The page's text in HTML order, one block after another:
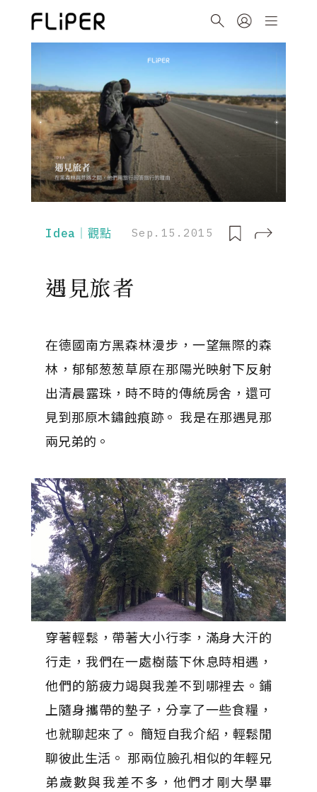
Idea｜觀點 Sep.15.2015
遇見旅者
在德國南方黑森林漫步，一望無際的森
林，郁郁葱葱草原在那陽光映射下反射
出清晨露珠，時不時的傳統房舍，還可
見到那原木鏽蝕痕跡。 我是在那遇見那
兩兄弟的。
穿著輕鬆，帶著大小行李，滿身大汗的
行走，我們在一處樹蔭下休息時相遇，
他們的筋疲力竭與我差不到哪裡去。鋪
上隨身攜帶的墊子，分享了一些食糧，
也就聊起來了。 簡短自我介紹，輕鬆閒
聊彼此生活。 那兩位臉孔相似的年輕兄
弟歲數與我差不多，他們才剛大學畢